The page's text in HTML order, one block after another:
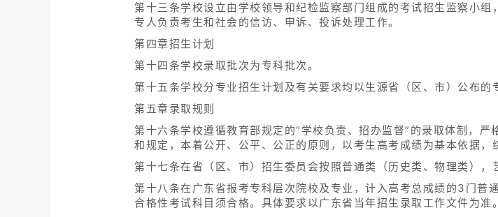
第十三条学校设立由学校领导和纪检监察部门组成的考试招生监察小
专人负责考生和社会的信访、申诉、投诉处理工作。
第四章招生计划
第十四条学校录取批次为专科批次。
第十五条学校分专业招生计划及有关要求均以生源省（区、市）公布的
第五章录取规则
第十六条学校遵循教育部规定的“学校负责、招办监督”的录取体制，
和规定，本着公开、公平、公正的原则，以考生高考成绩为基本依据，
第十七条在省（区、市）招生委员会按照普通类（历史类、物理类）
第十八条在广东省报考专科层次院校及专业，计入高考总成绩的3门
合格性考试科目须合格。具体要求以广东省当年招生录取工作文件为准。